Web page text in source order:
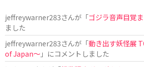
jeffreywarner283さんが「ゴジラ音声目覚
ました
jeffreywarner283さんが「動き出す妖怪展
of Japan〜」にコメントしました